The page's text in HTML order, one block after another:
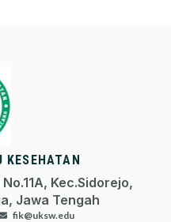
KESEHATAN
Kec.Sidorejo,
Jawa Tengah
fik@uksw.edu